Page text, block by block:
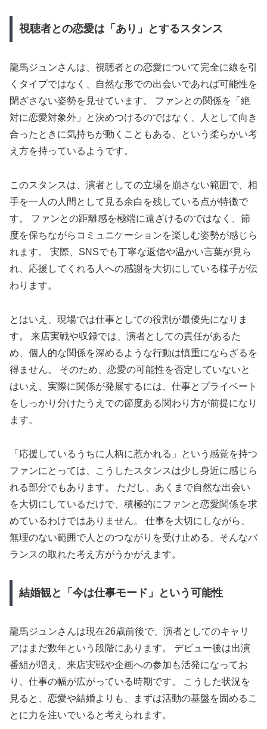
視聴者との恋愛は「あり」とするスタンス
龍馬ジュンさんは、視聴者との恋愛について完全に線を引
くタイプではなく、自然な形での出会いであれば可能性を
閉ざさない姿勢を見せています。 ファンとの関係を「絶
対に恋愛対象外」と決めつけるのではなく、人として向き
合ったときに気持ちが動くこともある、という柔らかい考
え方を持っているようです。
このスタンスは、演者としての立場を崩さない範囲で、相
手を一人の人間として見る余白を残している点が特徴で
す。 ファンとの距離感を極端に遠ざけるのではなく、節
度を保ちながらコミュニケーションを楽しむ姿勢が感じら
れます。 実際、SNSでも丁寧な返信や温かい言葉が見ら
れ、応援してくれる人への感謝を大切にしている様子が伝
わります。
とはいえ、現場では仕事としての役割が最優先になりま
す。 来店実戦や収録では、演者としての責任があるた
め、個人的な関係を深めるような行動は慎重にならざるを
得ません。 そのため、恋愛の可能性を否定していないと
はいえ、実際に関係が発展するには、仕事とプライベート
をしっかり分けたうえでの節度ある関わり方が前提になり
ます。
「応援しているうちに人柄に惹かれる」という感覚を持つ
ファンにとっては、こうしたスタンスは少し身近に感じら
れる部分でもあります。 ただし、あくまで自然な出会い
を大切にしているだけで、積極的にファンと恋愛関係を求
めているわけではありません。 仕事を大切にしながら、
無理のない範囲で人とのつながりを受け止める、そんなバ
ランスの取れた考え方がうかがえます。
結婚観と「今は仕事モード」という可能性
龍馬ジュンさんは現在26歳前後で、演者としてのキャリ
アはまだ数年という段階にあります。 デビュー後は出演
番組が増え、来店実戦や企画への参加も活発になってお
り、仕事の幅が広がっている時期です。 こうした状況を
見ると、恋愛や結婚よりも、まずは活動の基盤を固めるこ
とに力を注いでいると考えられます。